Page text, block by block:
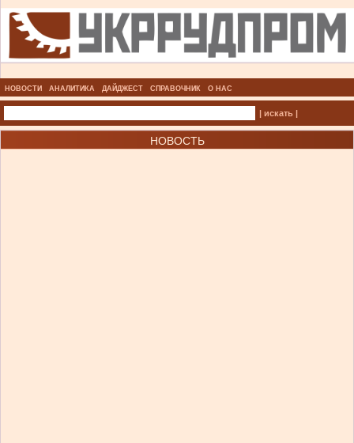
НОВОСТИ АНАЛИТИКА ДАЙДЖЕСТ СПРАВОЧНИК О НАС
| искать |
НОВОСТЬ